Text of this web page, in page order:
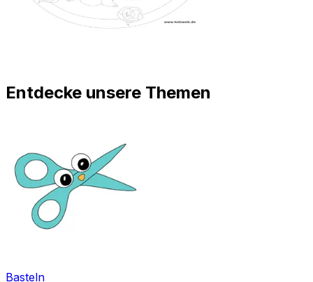
Entdecke unsere Themen
Basteln